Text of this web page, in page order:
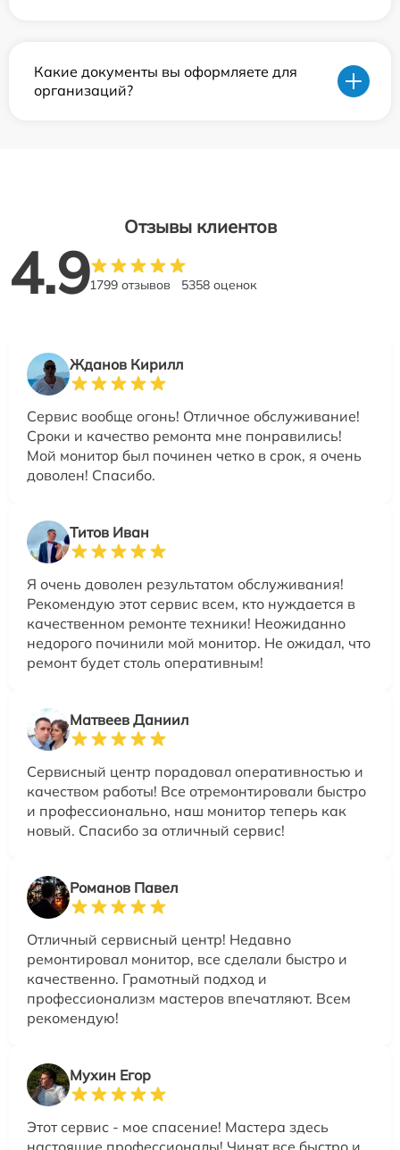
Какие документы вы оформляете для
организаций?
Отзывы клиентов
4.91799 отзывов 5358 оценок
Жданов Кирилл
Сервис вообще огонь! Отличное обслуживание!
Сроки и качество ремонта мне понравились!
Мой монитор был починен четко в срок, я очень
доволен! Спасибо.
Титов Иван
Я очень доволен результатом обслуживания!
Рекомендую этот сервис всем, кто нуждается в
качественном ремонте техники! Неожиданно
недорого починили мой монитор. Не ожидал, что
ремонт будет столь оперативным!
Матвеев Даниил
Сервисный центр порадовал оперативностью и
качеством работы! Все отремонтировали быстро
и профессионально, наш монитор теперь как
новый. Спасибо за отличный сервис!
Романов Павел
Отличный сервисный центр! Недавно
ремонтировал монитор, все сделали быстро и
качественно. Грамотный подход и
профессионализм мастеров впечатляют. Всем
рекомендую!
Мухин Егор
Этот сервис - мое спасение! Мастера здесь
настоящие профессионалы! Чинят все быстро и